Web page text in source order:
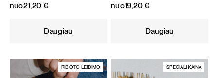
nuo21,20 €
Daugiau
nuo19,20 €
Daugiau
RIBOTO LEIDIMO SPECIALI KAINA